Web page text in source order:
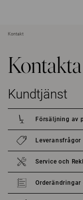
Kontakt
Kundtjänst
Försäljning av
Leveransfrågor
Service och